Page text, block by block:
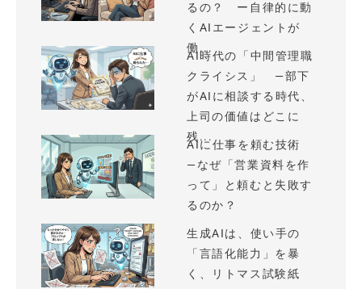
るの？ ー自律的に動
くAIエージェントが
働...
AI時代の「中間管理職
クライシス」 —部下
がAIに相談する時代、
上司の価値はどこに
残...
AIに仕事を頼む技術
—なぜ「営業資料を作
って」と頼むと失敗す
るのか？
生成AIは、使い手の
「言語化能力」を暴
く、リトマス試験紙